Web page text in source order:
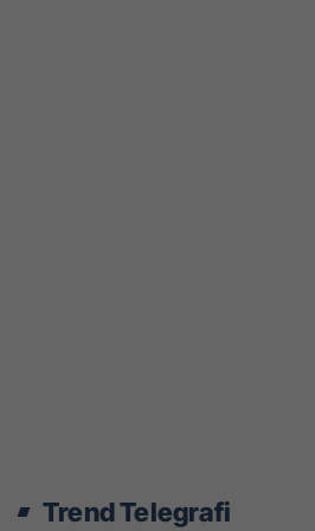
Trend Telegrafi